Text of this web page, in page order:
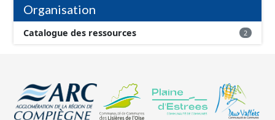
Organisation
Catalogue des ressources 2